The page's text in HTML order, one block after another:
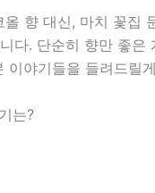
향 대신, 마치 꽃집
다. 단순히 향만 좋은
이야기들을 들려드릴
는?